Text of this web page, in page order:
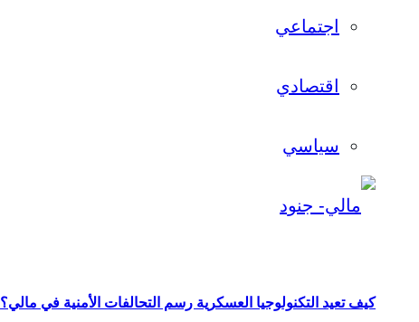
اجتماعي
اقتصادي
سياسي
كيف تعيد التكنولوجيا العسكرية رسم التحالفات الأمنية في مالي؟